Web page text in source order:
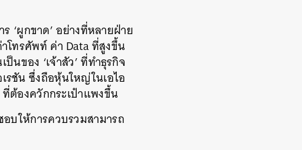
‘ผูกขาด’ อย่างที่หลายฝ่าย
โทรศัพท์ ค่า Data ที่สูงขึ้น
นของ ‘เจ้าสัว’ ที่ทำธุรกิจ
ชัน ซึ่งถือหุ้นใหญ่ในเอไอ
ต้องควักกระเป๋าแพงขึ้น
บให้การควบรวมสามารถ